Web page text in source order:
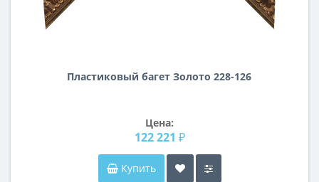
Пластиковый багет Золото 228-126
Цена:
122 221 ₽
Купить